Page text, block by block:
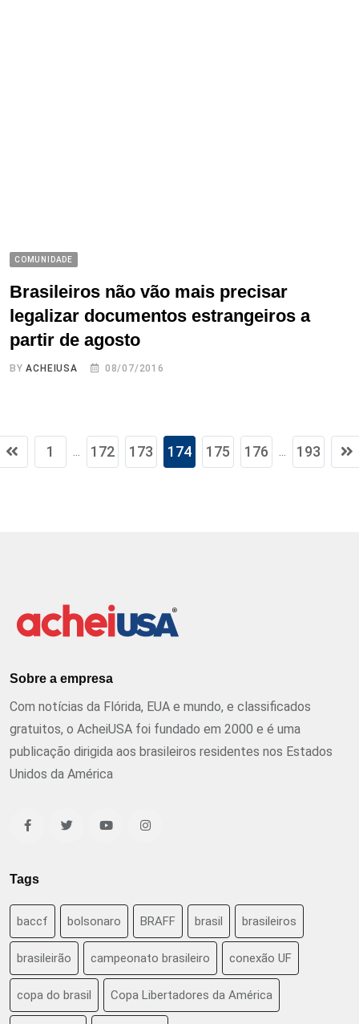
COMUNIDADE
Brasileiros não vão mais precisar
legalizar documentos estrangeiros a
partir de agosto
BYACHEIUSA 08/07/2016
1 ... 172 173 174 175 176 ... 193
Sobre a empresa
Com notícias da Flórida, EUA e mundo, e classificados
gratuitos, o AcheiUSA foi fundado em 2000 e é uma
publicação dirigida aos brasileiros residentes nos Estados
Unidos da América
Tags
baccf bolsonaro BRAFF brasil brasileiros
brasileirão campeonato brasileiro conexão UF
copa do brasil Copa Libertadores da América